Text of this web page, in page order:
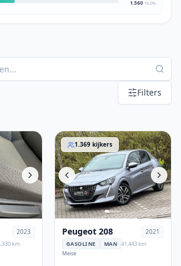
1.560 10.0%
Filters
2023
km
Peugeot 208
1.369 kijkers
Peugeot 208 2021
GASOLINE MAN 41,443 km
Meise